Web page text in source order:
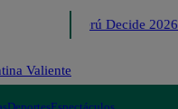
Perú Decide 2026
Valiente